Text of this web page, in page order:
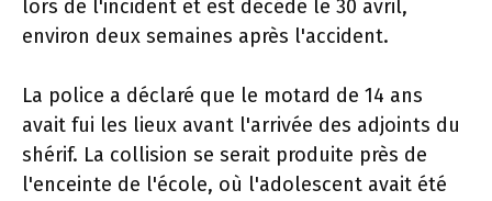
lors de l'incident et est décédé le 30 avril,
environ deux semaines après l'accident.
La police a déclaré que le motard de 14 ans
avait fui les lieux avant l'arrivée des adjoints du
shérif. La collision se serait produite près de
l'enceinte de l'école, où l'adolescent avait été